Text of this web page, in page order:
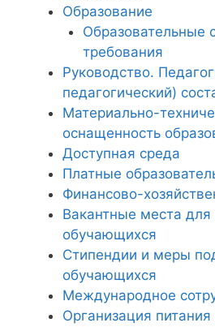
Образование
Образовательные
требования
Руководство.
педагогический)
Материально-
оснащенность
Доступная среда
Платные
Финансово-
Вакантные места
обучающихся
Стипендии и меры
обучающихся
Международное
Организация